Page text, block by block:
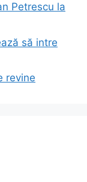
Petrescu la
să intre
revine